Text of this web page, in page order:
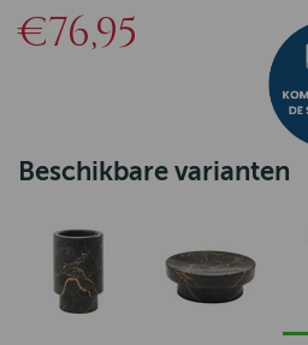
€76,95
Beschikbare varianten